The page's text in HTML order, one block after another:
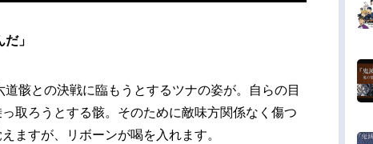
」
骸との決戦に臨もうとするツナの姿が。自らの目
取ろうとする骸。そのために敵味方関係なく傷つ
ますが、リボーンが喝を入れます。